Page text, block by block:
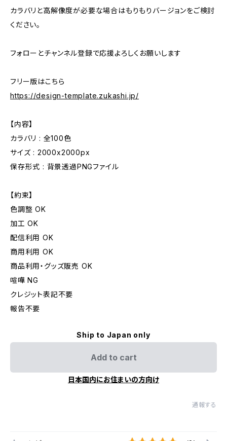
カラバリと高解像度が必要な場合はもりもりバージョンをご検討
ください。
フォローとチャンネル登録で応援よろしくお願いします
フリー版はこちら
https://design-template.zukashi.jp/
【内容】
カラバリ : 全100色
サイズ : 2000x2000px
保存形式 : 背景透過PNGファイル
【約束】
色調整 OK
加工 OK
配信利用 OK
商用利用 OK
商品利用・グッズ販売 OK
喧嘩 NG
クレジット表記不要
報告不要
Ship to Japan only
Add to cart
日本国内にお住まいの方向け
通報する